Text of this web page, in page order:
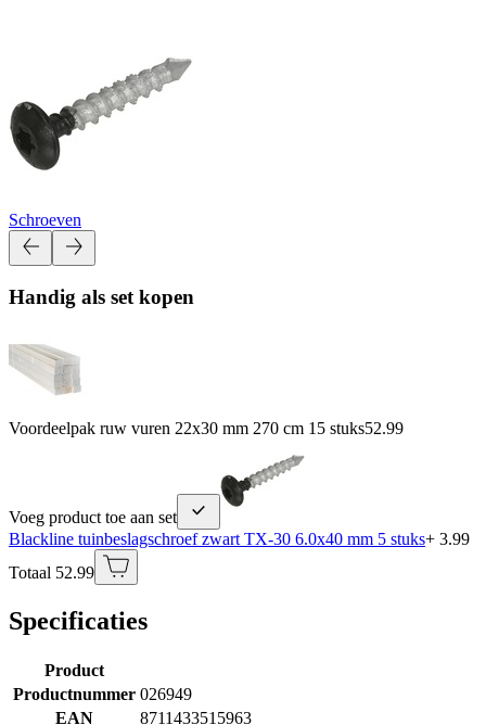
Schroeven
Handig als set kopen
Voordeelpak ruw vuren 22x30 mm 270 cm 15 stuks52.99
Voeg product toe aan set
Blackline tuinbeslagschroef zwart TX-30 6.0x40 mm 5 stuks+ 3.99
Totaal 52.99
Specificaties
Product
Productnummer 026949
EAN
8711433515963